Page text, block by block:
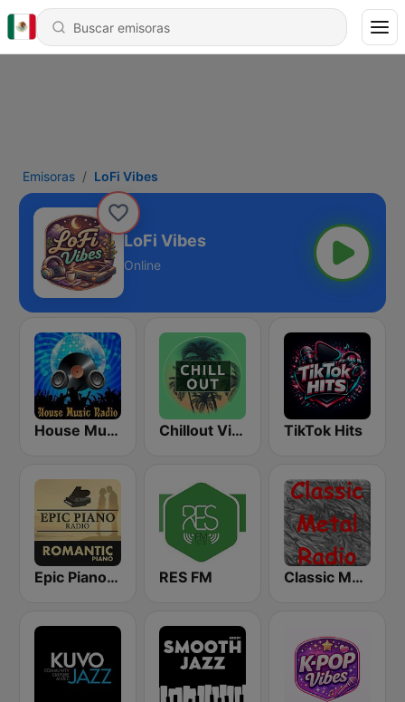
Emisoras LoFi Vibes
LoFi Vibes
Online
House Music Radio Chillout Vibes TikTok Hits
Epic Piano - ROMANTIC PIANO RES FM Classic Metal Radio